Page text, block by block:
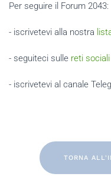
Per seguire il Forum 2043:
- iscrivetevi alla nostra
- seguiteci sulle reti sociali
- iscrivetevi al canale
TORNA